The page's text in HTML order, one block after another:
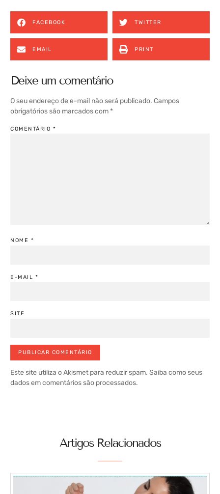
FACEBOOK TWITTER
EMAIL PRINT
Deixe um comentário
O seu endereço de e-mail não será publicado. Campos
obrigatórios são marcados com *
COMENTÁRIO *
NOME *
E-MAIL *
SITE
Este site utiliza o Akismet para reduzir spam. Saiba como seus
dados em comentários são processados.
Artigos Relacionados